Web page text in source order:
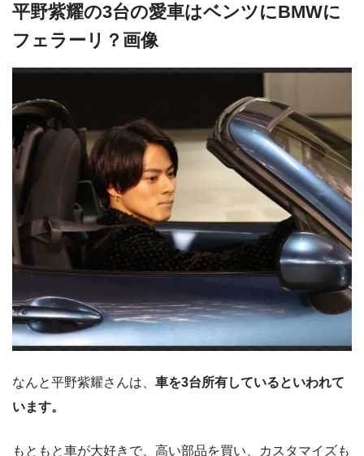
平野紫耀の3台の愛車はベンツにBMWに
フェラーリ？画像
なんと平野紫耀さんは、 車を3台所有しているといわれて
います。
もともと車が大好きで、高い部品を買い、カスタマイズも